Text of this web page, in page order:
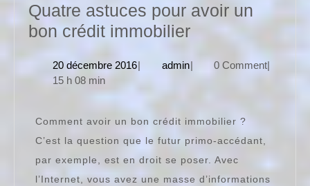
Quatre astuces pour avoir un
bon crédit immobilierQuatre
pour
bon
crédit
immobilier
20 décembre 201620
2016
| adminadmin
| 0 Comment|
15 h 08 min
Comment avoir un bon crédit immobilier ?
C’est la question que le futur primo-accédant,
par exemple, est en droit se poser. Avec
l’Internet, vous avez une masse d’informations